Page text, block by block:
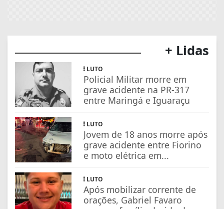
+ Lidas
LUTO
Policial Militar morre em
grave acidente na PR-317
entre Maringá e Iguaraçu
LUTO
Jovem de 18 anos morre após
grave acidente entre Fiorino
e moto elétrica em...
LUTO
Após mobilizar corrente de
orações, Gabriel Favaro